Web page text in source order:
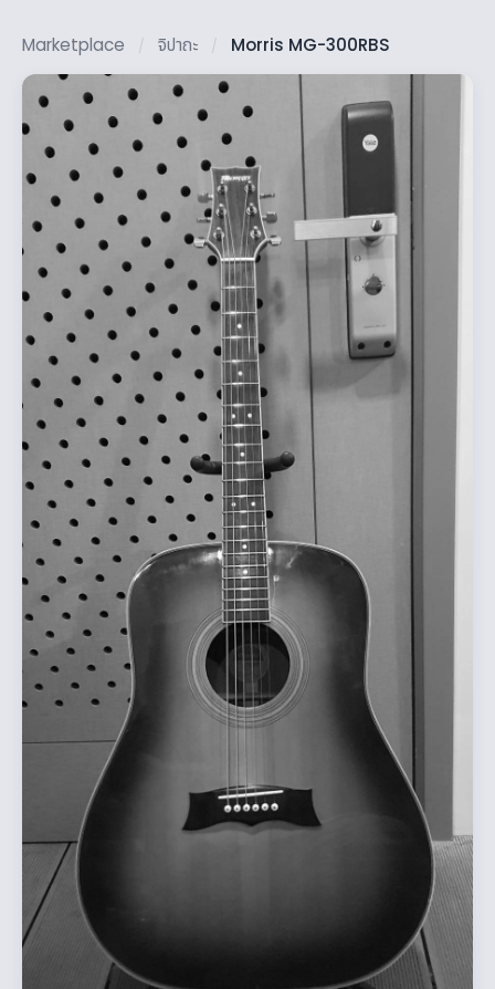
Marketplace / จิปาถะ / Morris MG-300RBS